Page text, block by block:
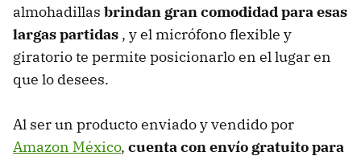
almohadillas brindan gran comodidad para esas
largas partidas , y el micrófono flexible y
giratorio te permite posicionarlo en el lugar en
que lo desees.
Al ser un producto enviado y vendido por
Amazon México, cuenta con envío gratuito para